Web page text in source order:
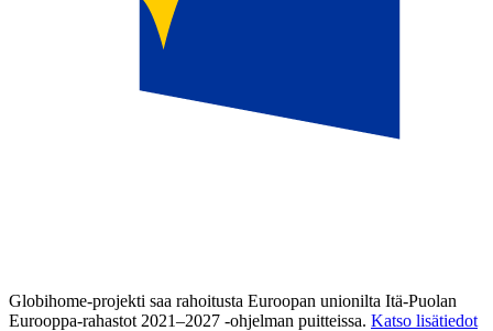
Globihome-projekti saa rahoitusta Euroopan unionilta Itä-Puolan
Eurooppa-rahastot 2021–2027 -ohjelman puitteissa. Katso lisätiedot